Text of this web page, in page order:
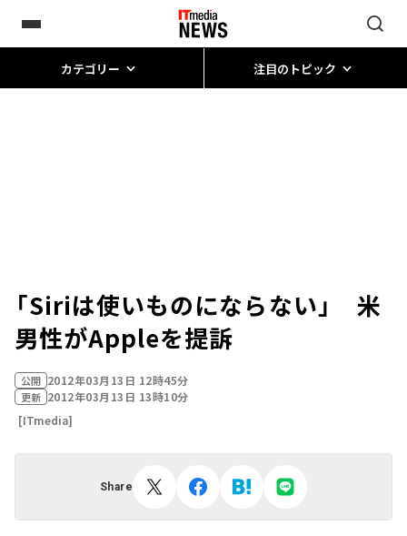
カテゴリー 注目のトピック
「Siriは使いものにならない」 米
男性がAppleを提訴
公開 2012年03月13日 12時45分
更新 2012年03月13日 13時10分
[ITmedia]
Share